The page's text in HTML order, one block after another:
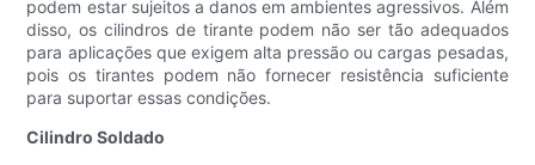
podem estar sujeitos a danos em ambientes agressivos. Além
disso, os cilindros de tirante podem não ser tão adequados
para aplicações que exigem alta pressão ou cargas pesadas,
pois os tirantes podem não fornecer resistência suficiente
para suportar essas condições.
Cilindro Soldado